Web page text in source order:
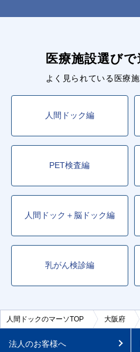
医療施設選び
よく見られている医療
人間ドック編
PET検査編
人間ドック＋脳ドック編
乳がん検診編
人間ドックのマーソTOP 大阪府
法人のお客様へ